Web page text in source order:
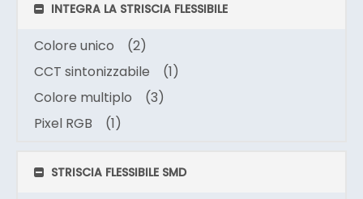
INTEGRA LA STRISCIA FLESSIBILE
Colore unico
(2)
CCT sintonizzabile
(1)
Colore multiplo
(3)
Pixel RGB
(1)
STRISCIA FLESSIBILE SMD